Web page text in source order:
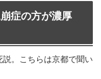
症の方が濃厚
説。こちらは京都で聞い